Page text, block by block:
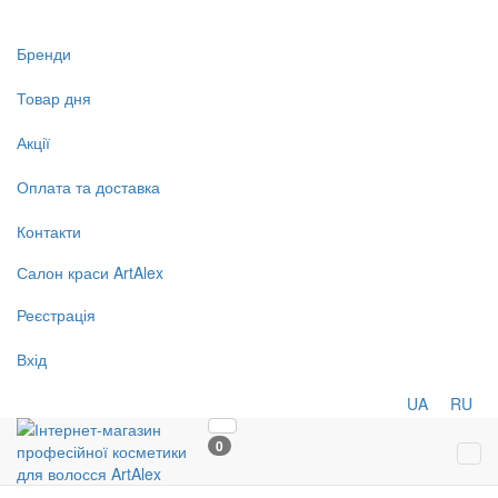
Бренди
Товар дня
Акції
Оплата та доставка
Контакти
Салон краси ArtAlex
Реєстрація
Вхід
UA RU
0